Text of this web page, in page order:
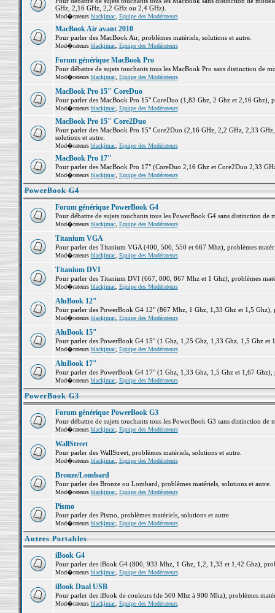
GHz, 2,16 GHz, 2,2 GHz ou 2,4 GHz).
Mod�rateurs blackjmac, Equipe des Modérateurs
MacBook Air avant 2010
Pour parler des MacBook Air, problèmes matériels, solutions et autre.
Mod�rateurs blackjmac, Equipe des Modérateurs
Forum générique MacBook Pro
Pour débattre de sujets touchants tous les MacBook Pro sans distinction de
Mod�rateurs blackjmac, Equipe des Modérateurs
MacBook Pro 15" CoreDuo
Pour parler des MacBook Pro 15" CoreDuo (1,83 Ghz, 2 Ghz et 2,16 Ghz),
Mod�rateurs blackjmac, Equipe des Modérateurs
MacBook Pro 15" Core2Duo
Pour parler des MacBook Pro 15" Core2Duo (2,16 GHz, 2,2 GHz, 2,33
solutions et autre.
Mod�rateurs blackjmac, Equipe des Modérateurs
MacBook Pro 17"
Pour parler des MacBook Pro 17" (CoreDuo 2,16 Ghz et Core2Duo 2,33
Mod�rateurs blackjmac, Equipe des Modérateurs
PowerBook G4
Forum générique PowerBook G4
Pour débattre de sujets touchants tous les PowerBook G4 sans distinction de
Mod�rateurs blackjmac, Equipe des Modérateurs
Titanium VGA
Pour parler des Titanium VGA (400, 500, 550 et 667 Mhz), problèmes
Mod�rateurs blackjmac, Equipe des Modérateurs
Titanium DVI
Pour parler des Titanium DVI (667, 800, 867 Mhz et 1 Ghz), problèmes
Mod�rateurs blackjmac, Equipe des Modérateurs
AluBook 12"
Pour parler des PowerBook G4 12" (867 Mhz, 1 Ghz, 1,33 Ghz et 1,5 Ghz),
Mod�rateurs blackjmac, Equipe des Modérateurs
AluBook 15"
Pour parler des PowerBook G4 15" (1 Ghz, 1,25 Ghz, 1,33 Ghz, 1,5 Ghz et
Mod�rateurs blackjmac, Equipe des Modérateurs
AluBook 17"
Pour parler des PowerBook G4 17" (1 Ghz, 1,33 Ghz, 1,5 Ghz et 1,67 Ghz),
Mod�rateurs blackjmac, Equipe des Modérateurs
PowerBook G3
Forum générique PowerBook G3
Pour débattre de sujets touchants tous les PowerBook G3 sans distinction de
Mod�rateurs blackjmac, Equipe des Modérateurs
WallStreet
Pour parler des WallStreet, problèmes matériels, solutions et autre.
Mod�rateurs blackjmac, Equipe des Modérateurs
Bronze/Lombard
Pour parler des Bronze ou Lombard, problèmes matériels, solutions et autre.
Mod�rateurs blackjmac, Equipe des Modérateurs
Pismo
Pour parler des Pismo, problèmes matériels, solutions et autre.
Mod�rateurs blackjmac, Equipe des Modérateurs
Autres Portables
iBook G4
Pour parler des iBook G4 (800, 933 Mhz, 1 Ghz, 1,2, 1,33 et 1,42 Ghz),
Mod�rateurs blackjmac, Equipe des Modérateurs
iBook Dual USB
Pour parler des iBook de couleurs (de 500 Mhz à 900 Mhz), problèmes
Mod�rateurs blackjmac, Equipe des Modérateurs